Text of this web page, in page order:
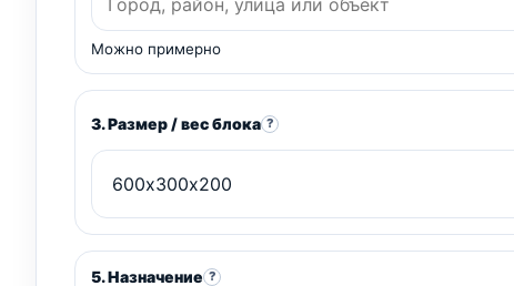
Можно примерно
3. Размер / вес блока ?
5. Назначение ?